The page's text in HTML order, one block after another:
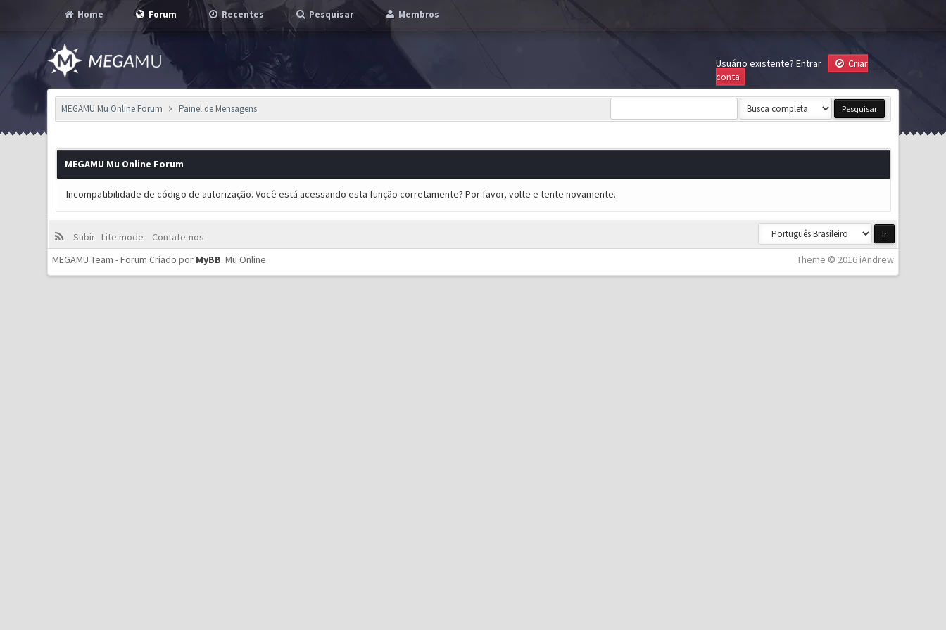
Home Forum Recentes Pesquisar Membros
Usuário existente? Entrar
Criar
conta
MEGAMU Mu Online Forum Painel de Mensagens
MEGAMU Mu Online Forum
Incompatibilidade de código de autorização. Você está acessando esta função corretamente? Por favor, volte e tente novamente.
Subir Lite mode
Contate-nos
Theme © 2016 iAndrew
MEGAMU Team - Forum Criado por MyBB.Mu Online